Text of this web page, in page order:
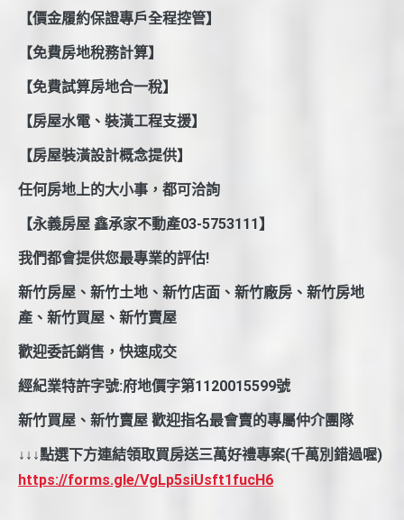
【價金履約保證專戶全程控管】
【免費房地稅務計算】
【免費試算房地合一稅】
【房屋水電、裝潢工程支援】
【房屋裝潢設計概念提供】
任何房地上的大小事，都可洽詢
【永義房屋 鑫承家不動產03-5753111】
我們都會提供您最專業的評估!
新竹房屋、新竹土地、新竹店面、新竹廠房、新竹房地
產、新竹買屋、新竹賣屋
歡迎委託銷售，快速成交
經紀業特許字號:府地價字第1120015599號
新竹買屋、新竹賣屋 歡迎指名最會賣的專屬仲介團隊
↓↓↓點選下方連結領取買房送三萬好禮專案(千萬別錯過喔)
https://forms.gle/VgLp5siUsft1fucH6